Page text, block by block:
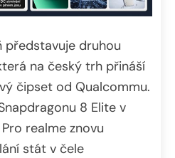
představuje druhou
na český trh přináší
čipset od Qualcommu.
8 Elite v
realme znovu
stát v čele